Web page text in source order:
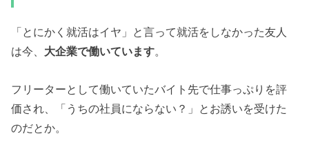
「とにかく就活はイヤ」と言って就活をしなかった友人
は今、 大企業で働いています。
フリーターとして働いていたバイト先で仕事っぷりを評
価され、「うちの社員にならない？」とお誘いを受けた
のだとか。